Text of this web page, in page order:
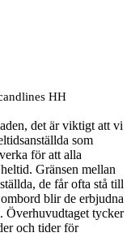
HH
det är viktigt att vi
som
för att alla
Gränsen mellan
de får ofta stå till
blir de erbjudna
Överhuvudtaget tycker
och tider för